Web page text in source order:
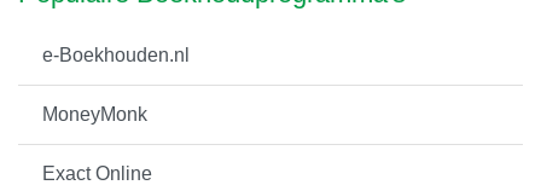
e-Boekhouden.nl
MoneyMonk
Exact Online